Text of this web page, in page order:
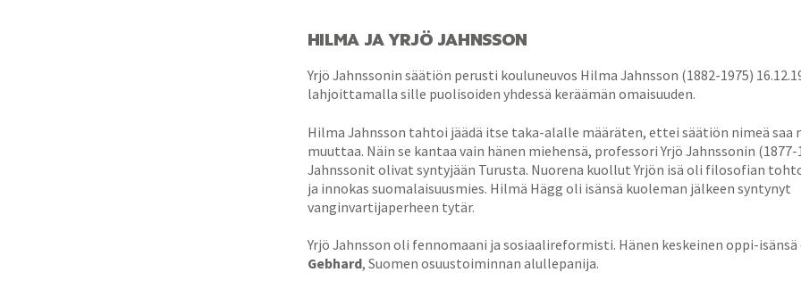
HILMA JA YRJÖ JAHNSSON
Yrjö Jahnssonin säätiön perusti kouluneuvos Hilma Jahnsson (1882-1975)
lahjoittamalla sille puolisoiden yhdessä keräämän omaisuuden.
Hilma Jahnsson tahtoi jäädä itse taka-alalle määräten, ettei säätiön nimeä saa
muuttaa. Näin se kantaa vain hänen miehensä, professori Yrjö Jahnssonin (1877-
Jahnssonit olivat syntyjään Turusta. Nuorena kuollut Yrjön isä oli filosofian
ja innokas suomalaisuusmies. Hilmä Hägg oli isänsä kuoleman jälkeen syntynyt
vanginvartijaperheen tytär.
Yrjö Jahnsson oli fennomaani ja sosiaalireformisti. Hänen keskeinen oppi-
Gebhard, Suomen osuustoiminnan alullepanija.